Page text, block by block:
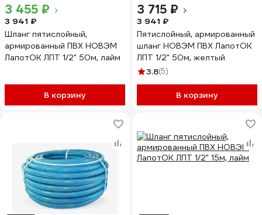
3 455 ₽
3 941 ₽
Шланг пятислойный,
армированный ПВХ НОВЭМ
ЛапотОК ЛПТ 1/2" 50м, лайм
В корзину
3 715 ₽
3 941 ₽
Пятислойный, армированный
шланг НОВЭМ ПВХ ЛапотОК
ЛПТ 1/2" 50м, желтый
3.8(5)
В корзину